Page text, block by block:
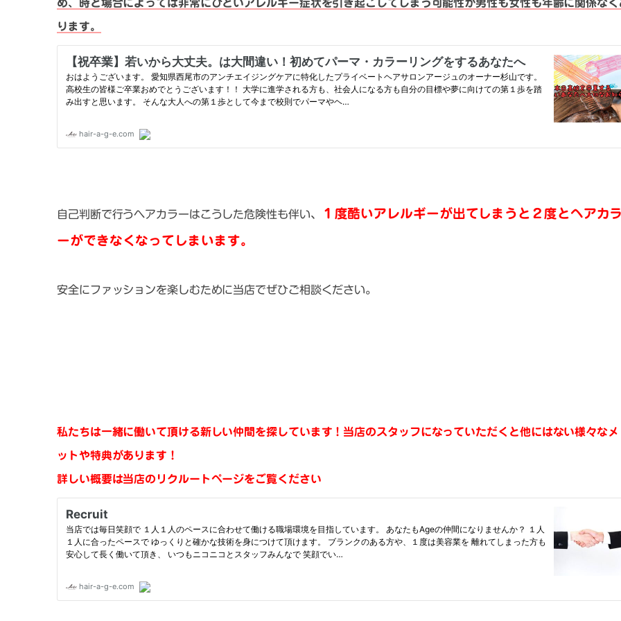
め、時と場合によっては非常にひどいアレルギー症状を引き起こしてしまう可能性が男性も女性も年齢に関係なく
ります。
自己判断で行うヘアカラーはこうした危険性も伴い、 １度酷いアレルギーが出てしまうと２度とヘアカ
ーができなくなってしまいます。
安全にファッションを楽しむために当店でぜひご相談ください。
私たちは一緒に働いて頂ける新しい仲間を探しています！当店のスタッフになっていただくと他にはない様々なメ
ットや特典があります！
詳しい概要は当店のリクルートページをご覧ください